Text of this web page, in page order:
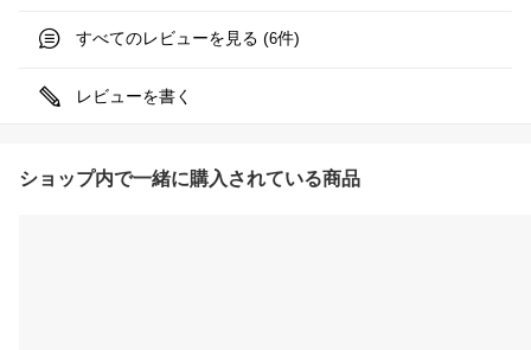
すべてのレビューを見る (6件)
レビューを書く
ショップ内で一緒に購入されている商品